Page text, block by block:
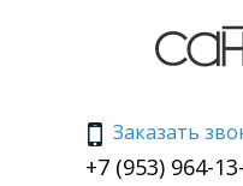
Заказать
+7 (953) 964-